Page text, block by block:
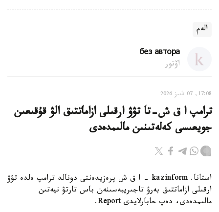
الەم
без автора
اۆتور
17:08, 07 تامىز 2026
ترامپ ا ق ش-تا تۋۋ ارقىلى ازاماتتىق الۋ قۇقىعىن
جويعىسى كەلەتىنىن مالىمدەدى
استانا. kazinform - ا ق ش پرەزيدەنتى دونالد ترامپ ەلدە تۋۋ
ارقىلى ازاماتتىق بەرۋ تاجىريبەسىنەن باس تارتۋ نيەتىن
مالىمدەدى، دەپ حابارلايدى Report.